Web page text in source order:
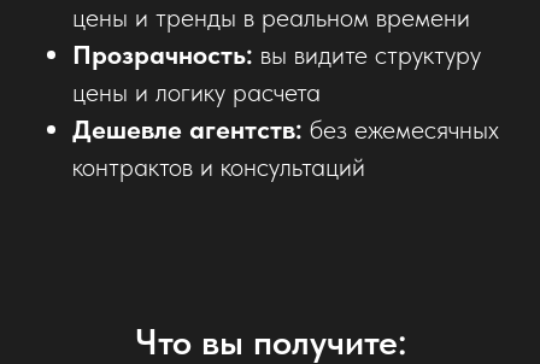
цены и тренды в реальном времени
Прозрачность: вы видите структуру
цены и логику расчета
Дешевле агентств: без ежемесячных
контрактов и консультаций
Что вы получите: